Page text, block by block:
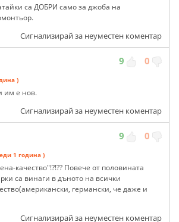
са ДОБРИ само за джоба на
Сигнализирай за неуместен коментар
9 0
)
им е нов.
Сигнализирай за неуместен коментар
9 0
1 година )
качество"!?!?? Повече от половината
са винаги в дъното на всички
германски, че даже и
Сигнализирай за неуместен коментар